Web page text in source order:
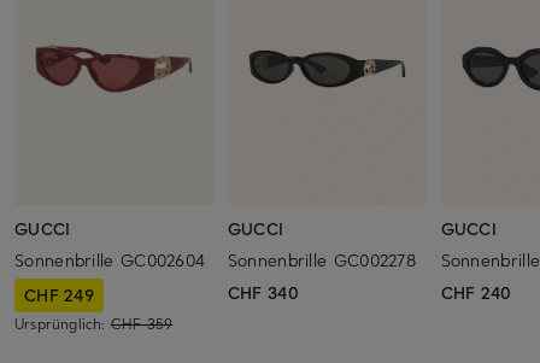
GUCCI
Sonnenbrille GC002604
CHF 249
Ursprünglich: CHF 359
GUCCI
Sonnenbrille GC002278
CHF 340
GUCCI
CHF 240